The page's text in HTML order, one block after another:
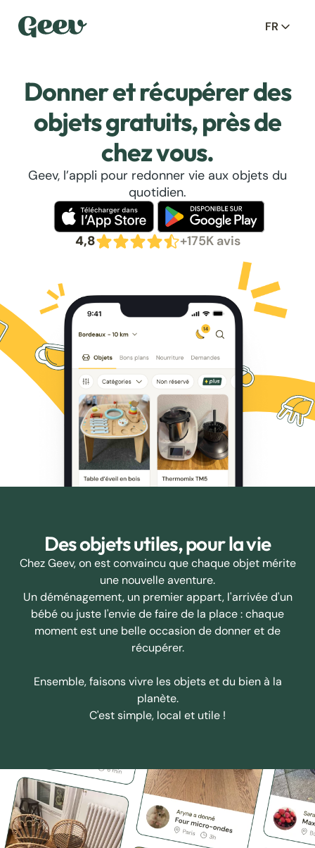
FR
Donner et récupérer des
objets gratuits, près de
chez vous.
Geev, l’appli pour redonner vie aux objets du
quotidien.
4,8 +175K avis
Des objets utiles, pour la vie
Chez Geev, on est convaincu que chaque objet mérite
une nouvelle aventure.
Un déménagement, un premier appart, l'arrivée d'un
bébé ou juste l'envie de faire de la place : chaque
moment est une belle occasion de donner et de
récupérer.
Ensemble, faisons vivre les objets et du bien à la
planète.
C'est simple, local et utile !